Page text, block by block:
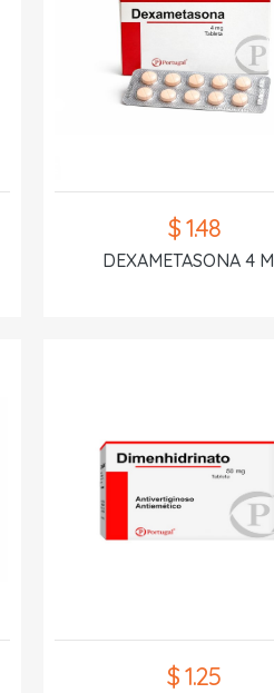
$ 1.48
DEXAMETASONA 4
$ 1.25